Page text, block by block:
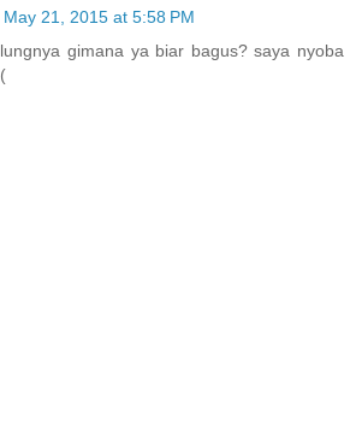
May 21, 2015 at 5:58 PM
gimana ya biar bagus? saya nyoba